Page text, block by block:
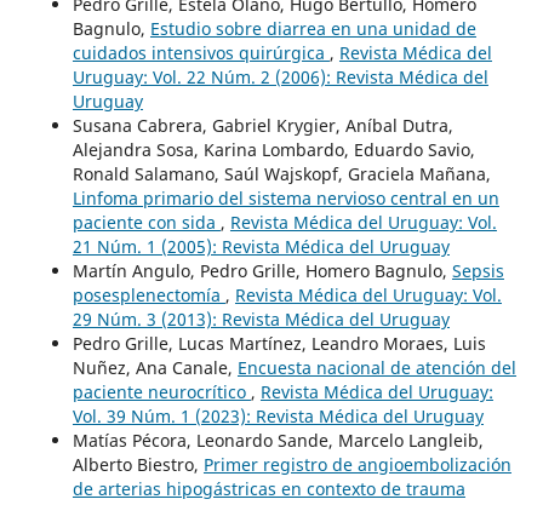
Bagnulo, Estudio sobre diarrea en una unidad de
cuidados intensivos quirúrgica , Revista Médica del
Uruguay: Vol. 22 Núm. 2 (2006): Revista Médica del
Uruguay
Susana Cabrera, Gabriel Krygier, Aníbal Dutra,
Alejandra Sosa, Karina Lombardo, Eduardo Savio,
Ronald Salamano, Saúl Wajskopf, Graciela Mañana,
Linfoma primario del sistema nervioso central en un
paciente con sida , Revista Médica del Uruguay: Vol.
21 Núm. 1 (2005): Revista Médica del Uruguay
Martín Angulo, Pedro Grille, Homero Bagnulo, Sepsis
posesplenectomía , Revista Médica del Uruguay: Vol.
29 Núm. 3 (2013): Revista Médica del Uruguay
Pedro Grille, Lucas Martínez, Leandro Moraes, Luis
Nuñez, Ana Canale, Encuesta nacional de atención del
paciente neurocrítico , Revista Médica del Uruguay:
Vol. 39 Núm. 1 (2023): Revista Médica del Uruguay
Matías Pécora, Leonardo Sande, Marcelo Langleib,
Alberto Biestro, Primer registro de angioembolización
de arterias hipogástricas en contexto de trauma